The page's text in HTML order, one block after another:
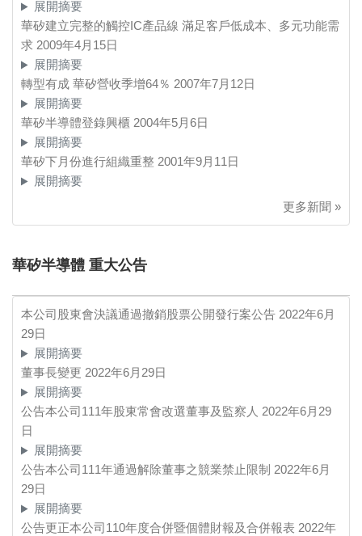
展開摘要
華矽建立完整的觸控IC產品線 滿足客戶低成本、多元功能需
求 2009年4月15日
展開摘要
轉型有成 華矽營收季增64％ 2007年7月12日
展開摘要
華矽半導體登錄興櫃 2004年5月6日
展開摘要
華矽下月份進行組織重整 2001年9月11日
展開摘要
更多新聞 »
華矽半導體 重大公告
本公司股東會決議通過撤銷股票公開發行案公告 2022年6月
29日
展開摘要
董事長變更 2022年6月29日
展開摘要
公告本公司111年股東常會改選董事及監察人 2022年6月29
日
展開摘要
公告本公司111年通過解除董事之競業禁止限制 2022年6月
29日
展開摘要
公告更正本公司110年度合併暨個體財報及合併報表 2022年